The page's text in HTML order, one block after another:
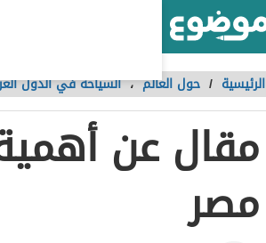
الرئيسية / حول العالم،السياحة في الدول
مقال عن
مصر